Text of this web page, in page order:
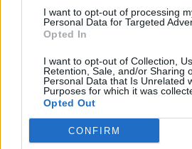
I want to opt-out of processing
Personal Data for Targeted
Opted In
I want to opt-out of Collection,
Retention, Sale, and/or Sharing
Personal Data that Is Unrelated
Purposes for which it was
Opted Out
CONFIRM
Φωτιά στον Κουβαρά Αττικής:
Μήνυμα του 112 για εκκένωση του
(vid+photos)
Φωτιά στο Ρέθυμνο: Ξεκινούν οι
αποζημιώσεις στους
δικαιολογητικά
10:59